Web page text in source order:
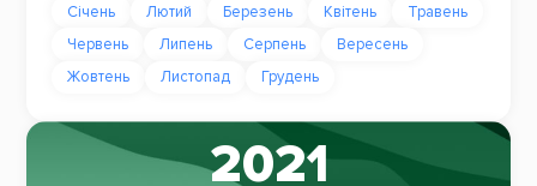
Січень Лютий Березень Квітень
Травень
Червень
Липень Серпень
Вересень
Жовтень
Листопад Грудень
2021